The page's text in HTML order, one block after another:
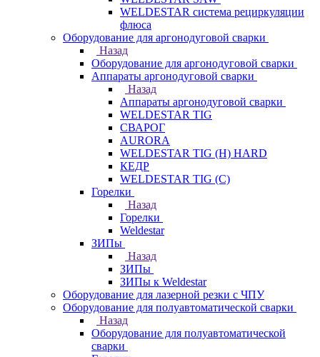
WELDESTAR система рециркуляции
флюса
Оборудование для аргонодуговой сварки
Назад
Оборудование для аргонодуговой сварки
Аппараты аргонодуговой сварки
Назад
Аппараты аргонодуговой сварки
WELDESTAR TIG
СВАРОГ
AURORA
WELDESTAR TIG (H) HARD
КЕДР
WELDESTAR TIG (С)
Горелки
Назад
Горелки
Weldestar
ЗИПы
Назад
ЗИПы
ЗИПы к Weldestar
Оборудование для лазерной резки с ЧПУ
Оборудование для полуавтоматической сварки
Назад
Оборудование для полуавтоматической
сварки